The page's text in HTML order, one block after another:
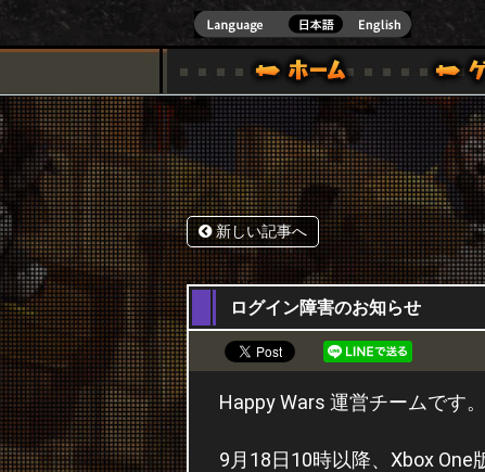
)公式サイト [ XBOX 360,XBOX ONE VER.]
ゲームガイド
スペシャル｜HAPPY WARS(ハッピーウォーズ)公式サイト [
サポート | HAPPY WARS(
新しい記事へ
18,09,2015
ログイン障害のお知らせ
Happy Wars 運営チームです。
9月18日10時以降、Xbox One